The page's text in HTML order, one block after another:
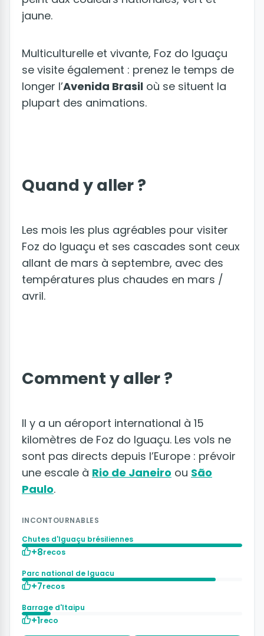
jaune.
Multiculturelle et vivante, Foz do Iguaçu
se visite également : prenez le temps de
longer l’Avenida Brasil où se situent la
plupart des animations.
Quand y aller ?
Les mois les plus agréables pour visiter
Foz do Iguaçu et ses cascades sont ceux
allant de mars à septembre, avec des
températures plus chaudes en mars /
avril.
Comment y aller ?
Il y a un aéroport international à 15
kilomètres de Foz do Iguaçu. Les vols ne
sont pas directs depuis l’Europe : prévoir
une escale à Rio de Janeiro ou São
Paulo.
INCONTOURNABLES
Chutes d'Iguaçu brésiliennes
+8recos
Parc national de Iguacu
+7recos
Barrage d'Itaipu
+1reco